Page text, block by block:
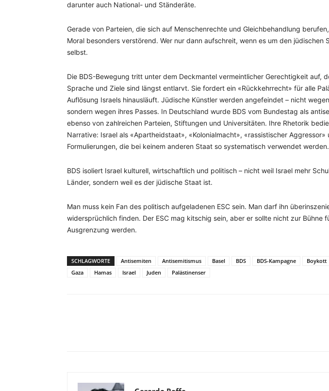
darunter auch National- und Ständeräte.
Gerade von Parteien, die sich auf Menschenrechte und Gleichbehandlung
Moral besonders verstörend. Wer nur dann aufschreit, wenn es um den jüdischen
selbst.
Die BDS-Bewegung tritt unter dem Deckmantel vermeintlicher Gerechtigkeit auf,
Sprache und Ziele sind längst entlarvt. Sie fordert ein «Rückkehrrecht» für alle
Auflösung Israels hinausläuft. Jüdische Künstler werden angefeindet – nicht
sondern wegen ihres Passes. In Deutschland wurde BDS vom Bundestag als
ebenso von zahlreichen Parteien, Stiftungen und Universitäten. Ihre Rhetorik
Narrative: Israel als «Apartheidstaat», «Kolonialmacht», «rassistischer Aggressor»
Formulierungen, die bei keinem anderen Staat so systematisch verwendet werden.
BDS isoliert Israel kulturell, wirtschaftlich und politisch – nicht weil Israel mehr
Länder, sondern weil es der jüdische Staat ist.
Man muss kein Fan des politisch aufgeladenen ESC sein. Man darf ihn
widersprüchlich finden. Der ESC mag kitschig sein, aber er sollte nicht zur Bühne
Ausgrenzung werden.
SCHLAGWORTE Antisemiten Antisemitismus Basel BDS BDS-Kampagne Boykott
Gaza
Hamas Israel Juden Palästinenser